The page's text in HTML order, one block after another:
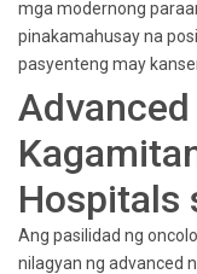
mga modernong
pinakamahusay na
pasyenteng may
Hospitals
Ang pasilidad ng
nilagyan ng advanced